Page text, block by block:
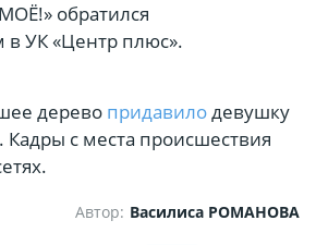
обратился
УК «Центр плюс».
дерево придавилодевушку
Кадры с места происшествия
Автор: Василиса РОМАНОВА